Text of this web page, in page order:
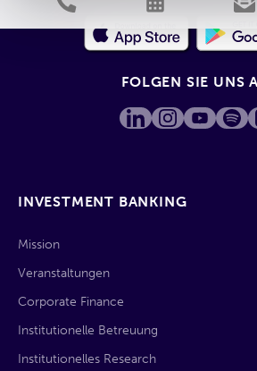
INVESTMENT BANKING
Mission
Veranstaltungen
Corporate Finance
Institutionelle Betreuung
Institutionelles Research
FOLGEN SIE UNS